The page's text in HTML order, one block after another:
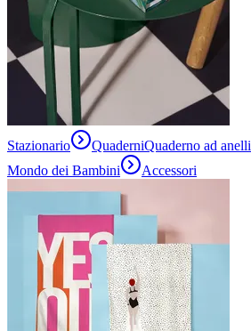
Stazionario QuaderniQuaderno ad anelli
Mondo dei Bambini
Accessori